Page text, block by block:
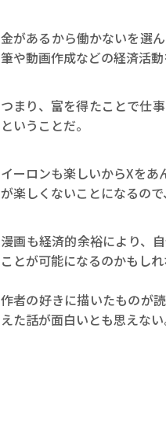
金があるから働かないを選
筆や動画作成などの経済活動
つまり、富を得たことで仕
ということだ。
イーロンも楽しいからXを
が楽しくないことになるの
漫画も経済的余裕により、
ことが可能になるのかもしれ
作者の好きに描いたものが
えた話が面白いとも思えない